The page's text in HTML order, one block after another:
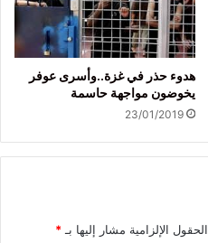
هدوء حذر في غزة..وأسرى عوفر
يخوضون مواجهة حاسمة
23/01/2019
الحقول الإلزامية مشار إليها بـ *